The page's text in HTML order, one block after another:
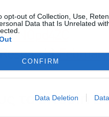
opt-out of Collection, Use,
Data that Is Unrelated
CONFIRM
Data Deletion
to 8th Feb in
February
τα bitcoin